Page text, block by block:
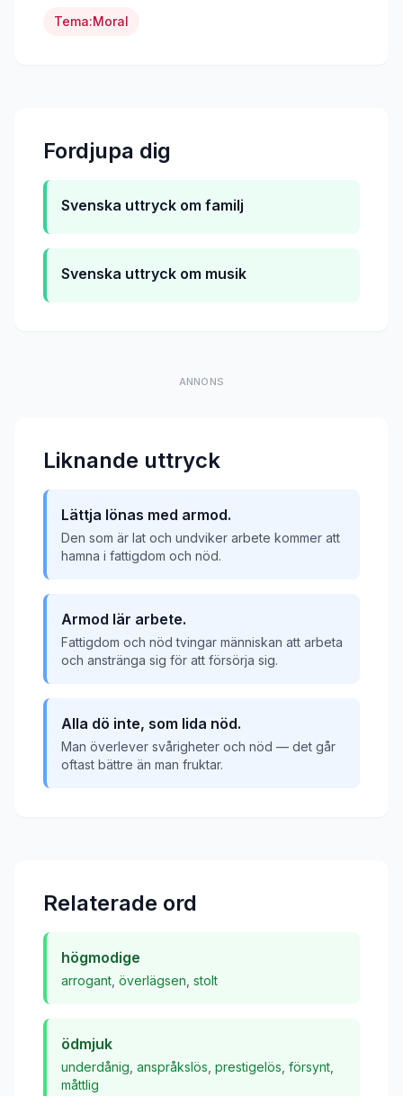
Tema:Moral
Fordjupa dig
Svenska uttryck om familj
Svenska uttryck om musik
ANNONS
Liknande uttryck
Lättja lönas med armod.
Den som är lat och undviker arbete kommer att
hamna i fattigdom och nöd.
Armod lär arbete.
Fattigdom och nöd tvingar människan att arbeta
och anstränga sig för att försörja sig.
Alla dö inte, som lida nöd.
Man överlever svårigheter och nöd — det går
oftast bättre än man fruktar.
Relaterade ord
högmodige
arrogant överlägsen stolt
ödmjuk
underdånig anspråkslös prestigelös försynt
måttlig